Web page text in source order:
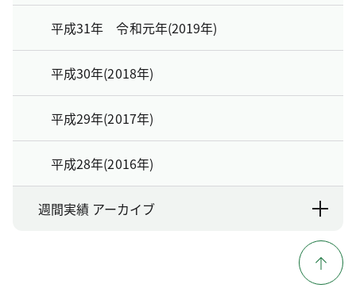
平成31年 令和元年(2019年)
平成30年(2018年)
平成29年(2017年)
平成28年(2016年)
週間実績 アーカイブ